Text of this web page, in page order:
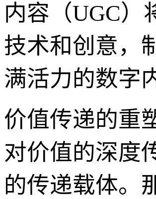
内容（UGC）
技术和创意，
满活力的数字
价值传递的重
对价值的深度
的传递载体。